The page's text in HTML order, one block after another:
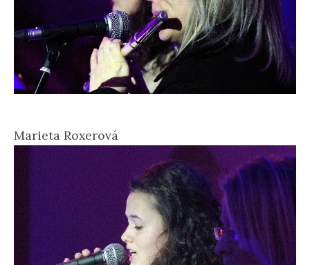
Marieta Roxerová